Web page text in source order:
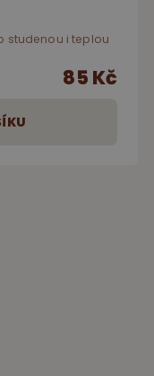
studenou i teplou
85 Kč